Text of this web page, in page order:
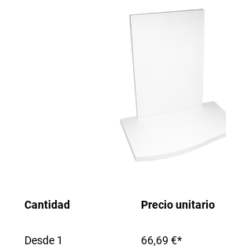
Cantidad Precio unitario
Desde 1 66,69 €*